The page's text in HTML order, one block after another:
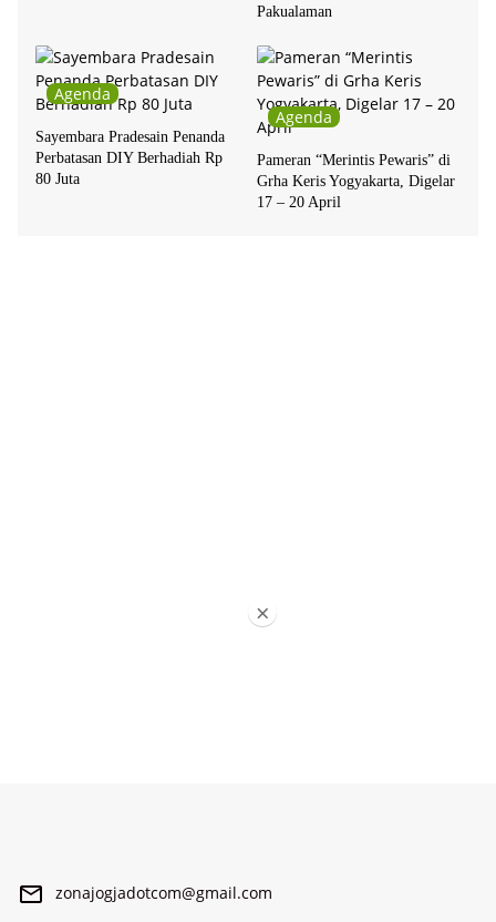
Pakualaman
Agenda
Sayembara Pradesain Penanda
Perbatasan DIY Berhadiah Rp
80 Juta
Agenda
Pameran “Merintis Pewaris” di
Grha Keris Yogyakarta, Digelar
17 – 20 April
zonajogjadotcom@gmail.com
×